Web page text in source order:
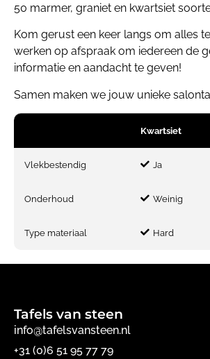
50 marmer, graniet en kwartsiet
Kom gerust een keer langs om alles
werken op afspraak om iedereen de
informatie en aandacht te geven!
Samen maken we jouw unieke
Kwartsiet
Vlekbestendig Ja
Onderhoud Weinig
Type materiaal Hard
Tafels van steen
info@tafelsvansteen.nl
+31 (0)6 51 95 77 79